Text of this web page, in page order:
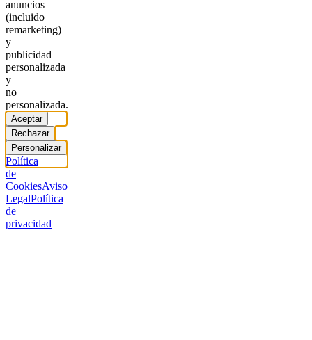
anuncios
(incluido
remarketing)
y
publicidad
personalizada
y
no
personalizada.
Aceptar
Rechazar
Personalizar
Política
de
CookiesAviso
LegalPolítica
de
privacidad